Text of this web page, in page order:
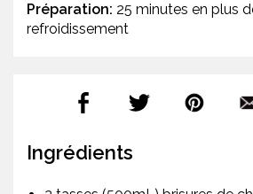
Préparation: 25 minutes en plus
refroidissement
Ingrédients